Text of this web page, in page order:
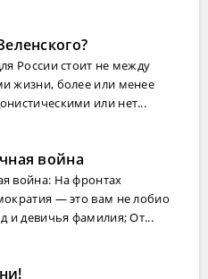
России стоит не между
жизни, более или менее
или нет...
война
война: На фронтах
— это вам не лобио
и девичья фамилия; От...